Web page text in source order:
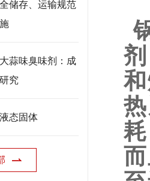
储存、运输规范
蒜味臭味剂：成
究
态固体